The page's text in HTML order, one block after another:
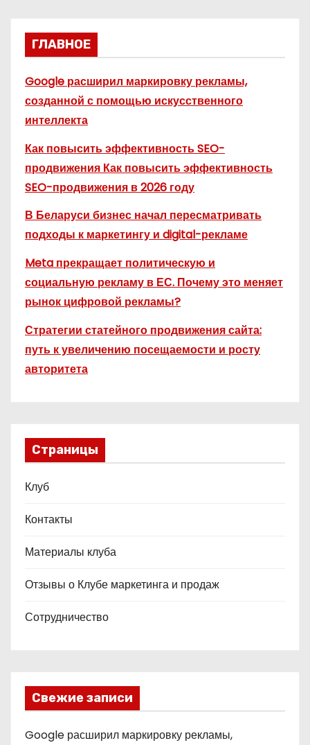
ГЛАВНОЕ
Google расширил маркировку рекламы,
созданной с помощью искусственного
интеллекта
Как повысить эффективность SEO-
продвижения Как повысить эффективность
SEO-продвижения в 2026 году
В Беларуси бизнес начал пересматривать
подходы к маркетингу и digital-рекламе
Meta прекращает политическую и
социальную рекламу в ЕС. Почему это меняет
рынок цифровой рекламы?
Стратегии статейного продвижения сайта:
путь к увеличению посещаемости и росту
авторитета
Страницы
Клуб
Контакты
Материалы клуба
Отзывы о Клубе маркетинга и продаж
Сотрудничество
Свежие записи
Google расширил маркировку рекламы,